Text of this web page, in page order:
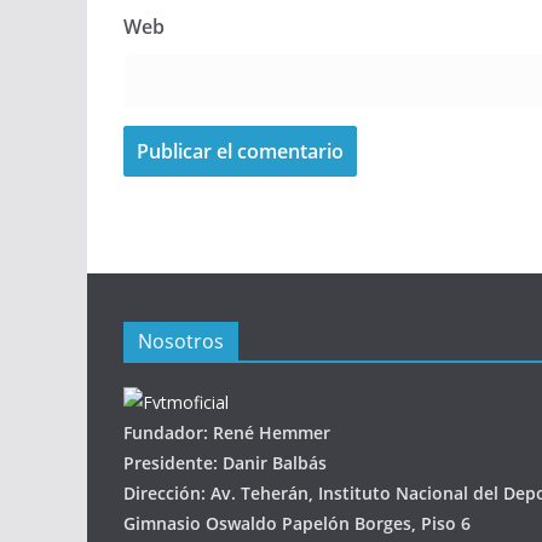
Web
Nosotros
Fundador: René Hemmer
Presidente: Danir Balbás
Dirección: Av. Teherán, Instituto Nacional del
Gimnasio Oswaldo Papelón Borges, Piso 6